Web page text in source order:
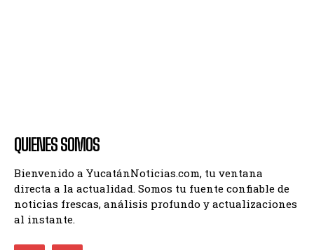
QUIENES SOMOS
Bienvenido a YucatánNoticias.com, tu ventana
directa a la actualidad. Somos tu fuente confiable de
noticias frescas, análisis profundo y actualizaciones
al instante.